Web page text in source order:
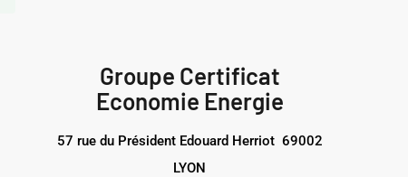
Groupe Certificat
Economie Energie
57 rue du Président Edouard Herriot 69002
LYON